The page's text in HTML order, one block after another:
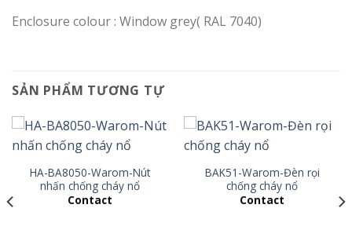
Enclosure colour : Window grey( RAL 7040)
SẢN PHẨM TƯƠNG TỰ
HA-BA8050-Warom-Nút
nhấn chống cháy nổ
Contact
BAK51-Warom-Đèn rọi
chống cháy nổ
Contact